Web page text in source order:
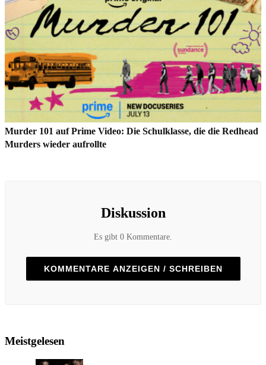
Murder 101 auf Prime Video: Die Schulklasse, die die Redhead
Murders wieder aufrollte
Diskussion
Es gibt 0 Kommentare.
KOMMENTARE ANZEIGEN / SCHREIBEN
Meistgelesen